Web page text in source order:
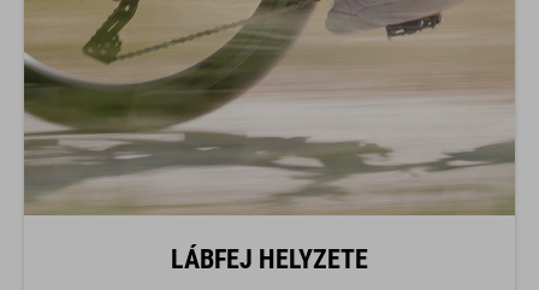
LÁBFEJ HELYZETE